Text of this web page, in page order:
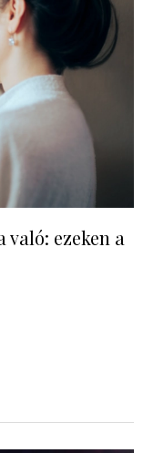
ezeken a